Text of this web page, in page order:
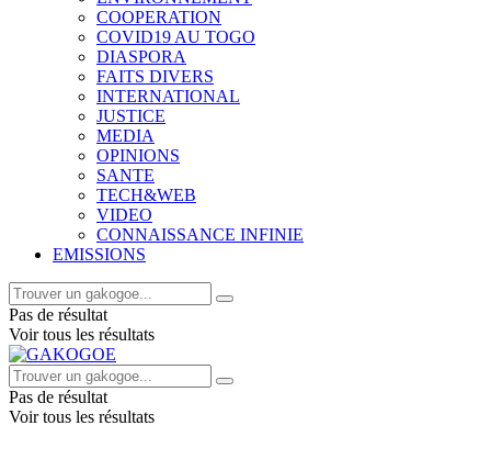
COOPERATION
COVID19 AU TOGO
DIASPORA
FAITS DIVERS
INTERNATIONAL
JUSTICE
MEDIA
OPINIONS
SANTE
TECH&WEB
VIDEO
CONNAISSANCE INFINIE
EMISSIONS
Pas de résultat
Voir tous les résultats
Pas de résultat
Voir tous les résultats